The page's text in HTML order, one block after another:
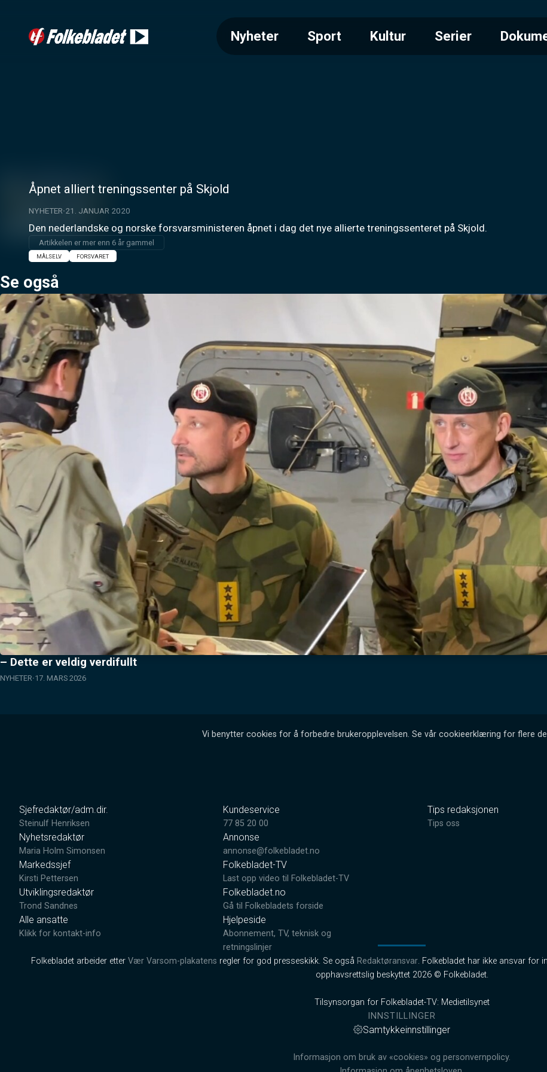
Nyheter Sport Kultur Serier
Åpnet alliert treningssenter på Skjold
NYHETER 21. JANUAR 2020
Den nederlandske og norske forsvarsministeren åpnet i dag det nye allierte treningssenteret på Skjold.
Artikkelen er mer enn 6 år gammel
MÅLSELV FORSVARET
Se også
– Dette er veldig verdifullt
NYHETER 17. MARS 2026
Vi benytter cookies for å forbedre brukeropplevelsen. Se vår cookieerklæring for flere
Sjefredaktør/adm.dir.
Steinulf Henriksen
Nyhetsredaktør
Maria Holm Simonsen
Markedssjef
Kirsti Pettersen
Utviklingsredaktør
Trond Sandnes
Alle ansatte
Klikk for kontakt-info
Kundeservice
77 85 20 00
Annonse
annonse@folkebladet.no
Folkebladet-TV
Last opp video til Folkebladet-TV
Folkebladet.no
Gå til Folkebladets forside
Hjelpeside
Abonnement, TV, teknisk og
retningslinjer
Tips redaksjonen
Tips oss
Folkebladet arbeider etter Vær Varsom-plakatens regler for god presseskikk. Se også Redaktøransvar. Folkebladet har ikke ansvar for
opphavsrettslig beskyttet 2026 © Folkebladet.
Tilsynsorgan for Folkebladet-TV: Medietilsynet
INNSTILLINGER
Samtykkeinnstillinger
Informasjon om bruk av «cookies» og personvernpolicy.